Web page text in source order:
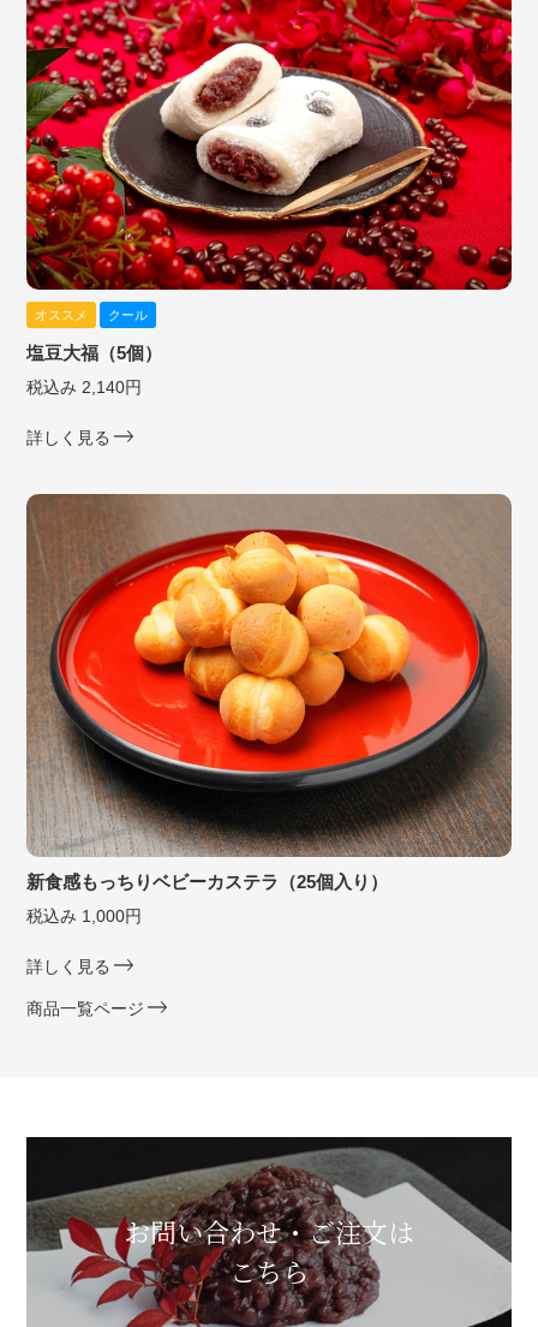
オススメ クール
塩豆大福（5個）
税込み 2,140円
詳しく見る
新食感もっちりベビーカステラ（25個入り）
税込み 1,000円
詳しく見る
商品一覧ページ
お問い合わせ・ご注文は
こちら